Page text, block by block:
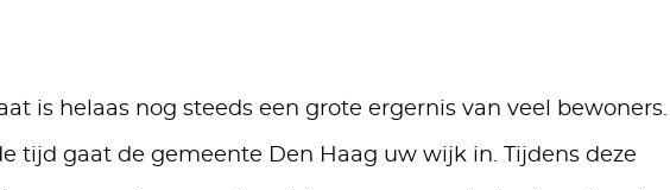
is helaas nog steeds een grote ergernis van veel bewoners.
tijd gaat de gemeente Den Haag uw wijk in. Tijdens deze